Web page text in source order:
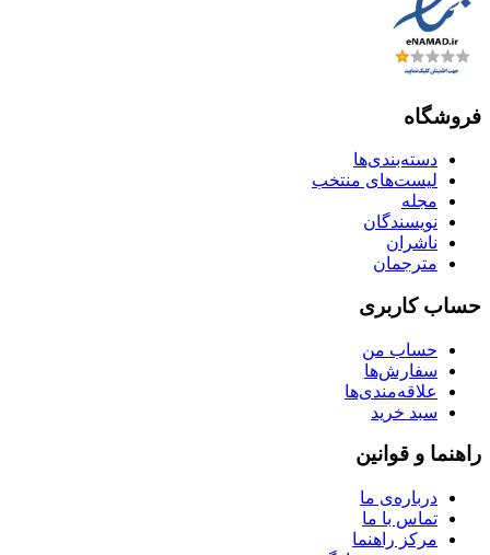
فروشگاه
دسته‌بندی‌ها
لیست‌های منتخب
مجله
نویسندگان
ناشران
مترجمان
حساب کاربری
حساب من
سفارش‌ها
علاقه‌مندی‌ها
سبد خرید
راهنما و قوانین
درباره‌ی ما
تماس با ما
مرکز راهنما